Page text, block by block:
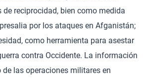
reciprocidad, bien como medida
por los ataques en Afganistán;
como herramienta para asestar
contra Occidente. La información
las operaciones militares en